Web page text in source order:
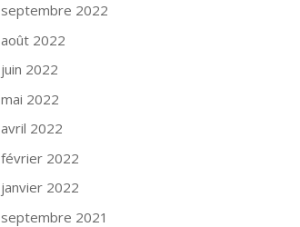
septembre 2022
août 2022
juin 2022
mai 2022
avril 2022
février 2022
janvier 2022
septembre 2021